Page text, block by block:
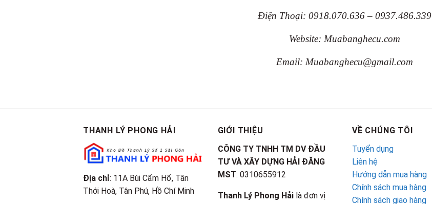
Điện Thoại: 0918.070.636 – 0937.486.339
Website: Muabanghecu.com
Email: Muabanghecu@gmail.com
THANH LÝ PHONG HẢI
Địa chỉ: 11A Bùi Cẩm Hổ, Tân
Thới Hoà, Tân Phú, Hồ Chí Minh
GIỚI THIỆU
CÔNG TY TNHH TM DV ĐẦU
TƯ VÀ XÂY DỰNG HẢI ĐĂNG
MST: 0310655912
Thanh Lý Phong Hảilà đơn vị
VỀ CHÚNG TÔI
Tuyển dụng
Liên hệ
Hướng dẫn mua hàng
Chính sách mua hàng
Chính sách giao hàng